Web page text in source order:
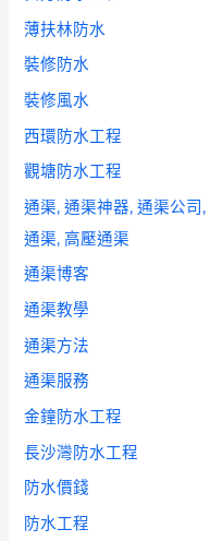
薄扶林防水
裝修防水
裝修風水
西環防水工程
觀塘防水工程
通渠, 通渠神器, 通渠公司
通渠, 高壓通渠
通渠博客
通渠教學
通渠方法
通渠服務
金鐘防水工程
長沙灣防水工程
防水價錢
防水工程